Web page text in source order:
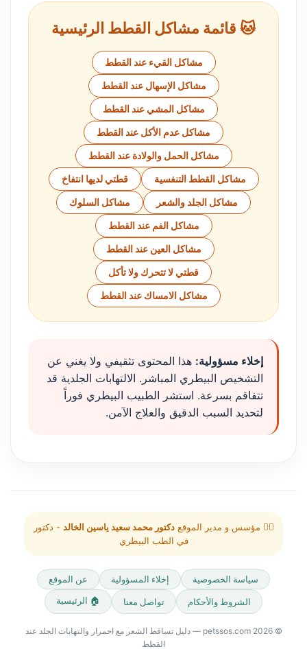
🐱 قائمة مشاكل القطط الرئيسية
مشاكل القيء عند القطط
مشاكل الإسهال عند القطط
مشاكل المشي عند القطط
مشاكل عدم الأكل عند القطط
مشاكل الحمل والولادة عند القطط
مشاكل القطط التنفسية قطتي لديها انتفاخ
مشاكل الجلد والشعر مشاكل السلوك
مشاكل الفم عند القطط
مشاكل العين عند القطط
قطتي لا تتحرك ولا تأكل
مشاكل الامساك عند القطط
إخلاء مسؤولية: هذا المحتوى تثقيفي ولا يغني عن
التشخيص البيطري المباشر. الالتهابات الجلدية قد
تتفاقم بسرعة. استشر الطبيب البيطري فوراً
لتحديد السبب الدقيق والعلاج الآمن.
👨‍⚕️ مؤسس و مدير الموقعدكتور محمد سعيد ياسين الخالد - دكتور
في الطب البيطري
سياسة الخصوصية إخلاء المسؤولية عن الموقع
الشروط والأحكام تواصل معنا 🏠 الرئيسية
© 2026 petssos.com — دليل تساقط الشعر مع احمرار والتهابات الجلد عند
القطط